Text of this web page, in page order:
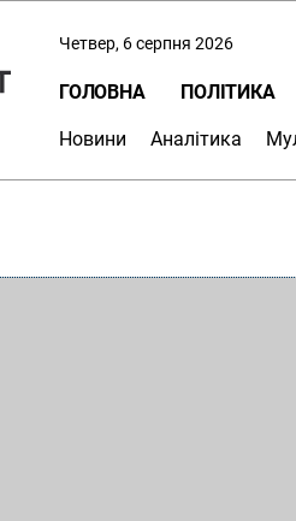
Четвер, 6 серпня 2026
ГОЛОВНА ПОЛІТИКА
Новини Аналітика